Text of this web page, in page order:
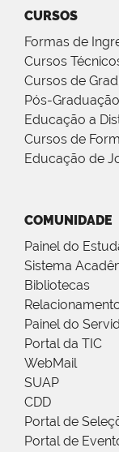
CURSOS
Formas de
Cursos
Cursos de
Pós-Graduação
Educação a
Cursos de
Educação de
COMUNIDADE
Painel do
Sistema
Bibliotecas
Painel do
Portal da TIC
WebMail
SUAP
CDD
Portal de
Portal de